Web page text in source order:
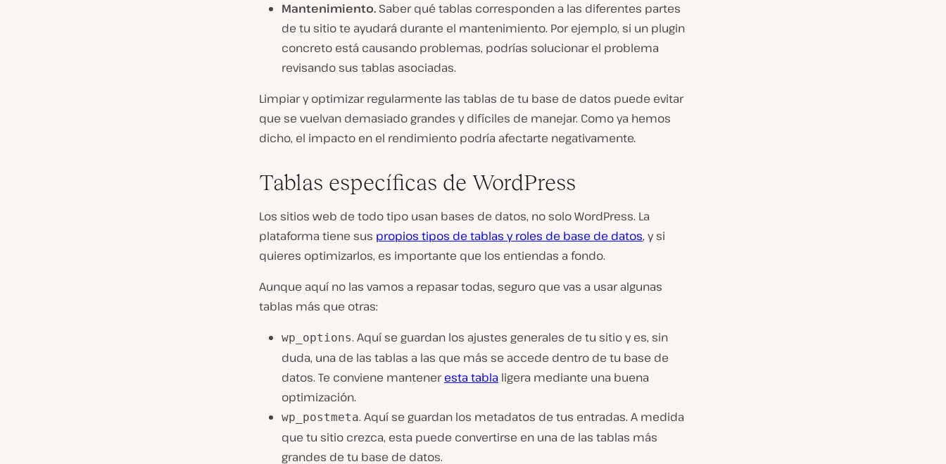
Mantenimiento. Saber qué tablas corresponden a las diferentes partes
de tu sitio te ayudará durante el mantenimiento. Por ejemplo, si un plugin
concreto está causando problemas, podrías solucionar el problema
revisando sus tablas asociadas.
Limpiar y optimizar regularmente las tablas de tu base de datos puede evitar
que se vuelvan demasiado grandes y difíciles de manejar. Como ya hemos
dicho, el impacto en el rendimiento podría afectarte negativamente.
Tablas específicas de WordPress
Los sitios web de todo tipo usan bases de datos, no solo WordPress. La
plataforma tiene sus propios tipos de tablas y roles de base de datos, y si
quieres optimizarlos, es importante que los entiendas a fondo.
Aunque aquí no las vamos a repasar todas, seguro que vas a usar algunas
tablas más que otras:
wp_options. Aquí se guardan los ajustes generales de tu sitio y es, sin
duda, una de las tablas a las que más se accede dentro de tu base de
datos. Te conviene manteneresta tabla ligera mediante una buena
optimización.
wp_postmeta. Aquí se guardan los metadatos de tus entradas. A medida
que tu sitio crezca, esta puede convertirse en una de las tablas más
grandes de tu base de datos.